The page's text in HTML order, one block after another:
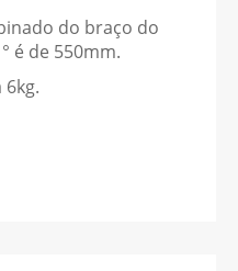
do braço do
é de 550mm.
6kg.